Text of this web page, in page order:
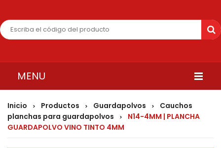
MENU
INICIO
QUIENES SOMOS
PRODUCTOS
Inicio > Productos > Guardapolvos >
Cauchos
planchas para guardapolvos
>
N14-4MM | PLANCHA
GUARDAPOLVO VINO TINTO 4MM